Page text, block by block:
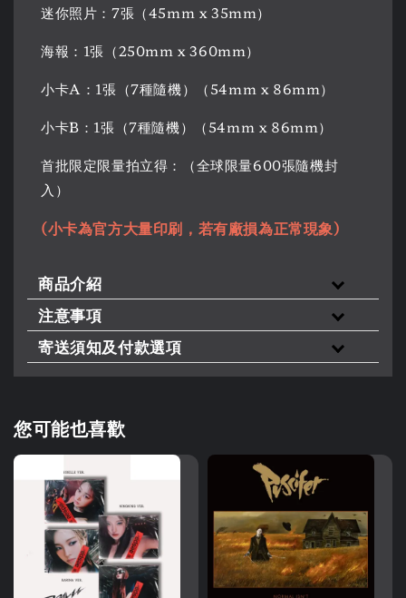
迷你照片：7張（45mm x 35mm）
海報：1張（250mm x 360mm）
小卡A：1張（7種隨機）（54mm x 86mm）
小卡B：1張（7種隨機）（54mm x 86mm）
首批限定限量拍立得：（全球限量600張隨機封
入）
(小卡為官方大量印刷，若有廠損為正常現象)
商品介紹
注意事項
寄送須知及付款選項
您可能也喜歡